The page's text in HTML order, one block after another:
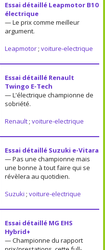
Essai détaillé Leapmotor B10
électrique
— Le prix comme meilleur
argument.
Leapmotor; voiture-electrique
Essai détaillé Renault
Twingo E-Tech
— L'électrique championne de
sobriété.
Renault; voiture-electrique
Essai détaillé Suzuki e-Vitara
— Pas une championne mais
une bonne à tout faire qui se
révèlera au quotidien.
Suzuki ; voiture-electrique
Essai détaillé MG EHS
Hybrid+
— Championne du rapport